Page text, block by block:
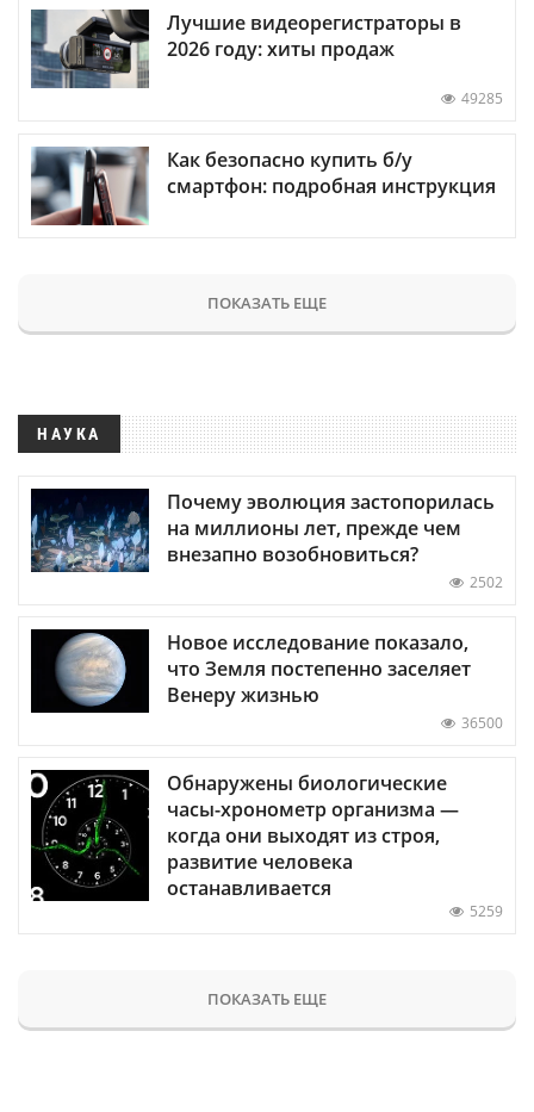
Лучшие видеорегистраторы в
2026 году: хиты продаж
49285
Как безопасно купить б/у
смартфон: подробная инструкция
ПОКАЗАТЬ ЕЩЕ
НАУКА
Почему эволюция застопорилась
на миллионы лет, прежде чем
внезапно возобновиться?
2502
Новое исследование показало,
что Земля постепенно заселяет
Венеру жизнью
36500
Обнаружены биологические
часы-хронометр организма —
когда они выходят из строя,
развитие человека
останавливается
5259
ПОКАЗАТЬ ЕЩЕ